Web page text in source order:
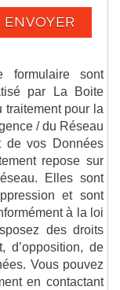
ENVOYER
formulaire sont
par La Boite
traitement pour la
/ du Réseau
de vos Données
repose sur
Elles sont
et sont
à la loi
des droits
d’opposition, de
Vous pouvez
en contactant